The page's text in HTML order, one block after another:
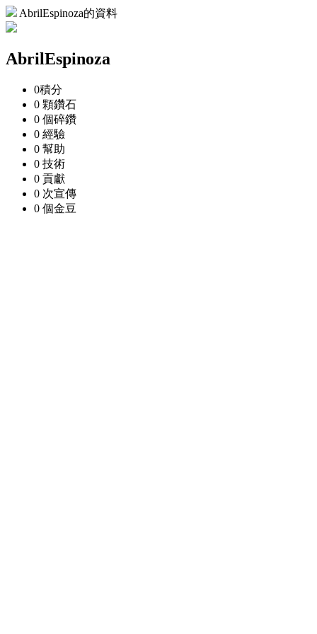
AbrilEspinoza的資料
AbrilEspinoza
0積分
0 顆鑽石
0 個碎鑽
0 經驗
0 幫助
0 技術
0 貢獻
0 次宣傳
0 個金豆